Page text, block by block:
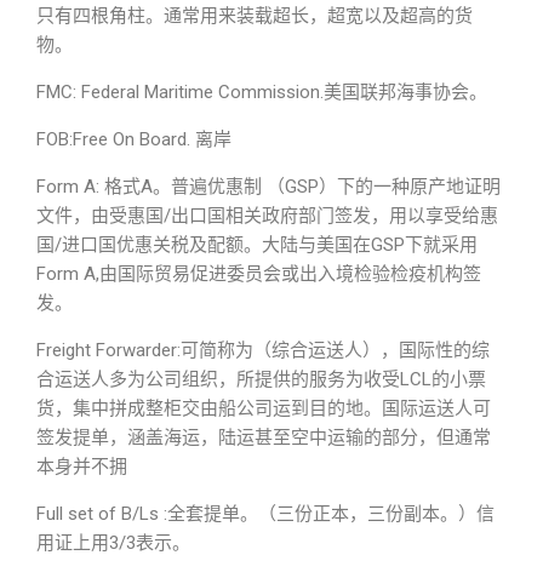
只有四根角柱。通常用来装载超长，超宽以及超高的货
物。
FMC: Federal Maritime Commission.美国联邦海事协会。
FOB:Free On Board. 离岸
Form A: 格式A。普遍优惠制 （GSP）下的一种原产地证明
文件，由受惠国/出口国相关政府部门签发，用以享受给惠
国/进口国优惠关税及配额。大陆与美国在GSP下就采用
Form A,由国际贸易促进委员会或出入境检验检疫机构签
发。
Freight Forwarder:可简称为（综合运送人），国际性的综
合运送人多为公司组织，所提供的服务为收受LCL的小票
货，集中拼成整柜交由船公司运到目的地。国际运送人可
签发提单，涵盖海运，陆运甚至空中运输的部分，但通常
本身并不拥
Full set of B/Ls :全套提单。（三份正本，三份副本。）信
用证上用3/3表示。